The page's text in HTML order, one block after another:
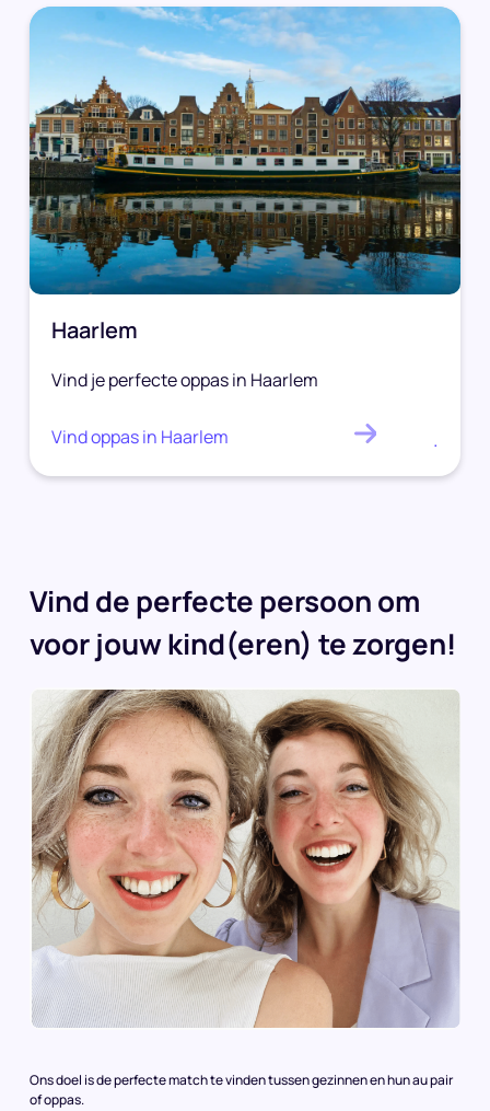
Haarlem
Vind je perfecte oppas in Haarlem
Vind oppas in Haarlem .
Vind de perfecte persoon om
voor jouw kind(eren) te zorgen!
Ons doel is de perfecte match te vinden tussen gezinnen en hun au pair
of oppas.